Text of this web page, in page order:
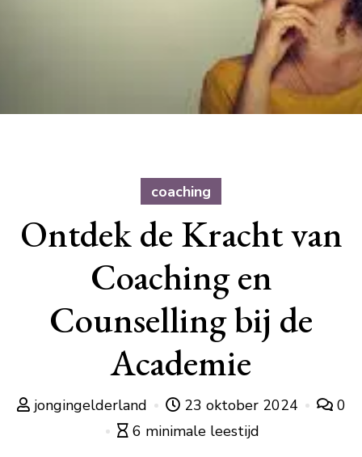
coaching
Ontdek de Kracht van
Coaching en
Counselling bij de
Academie
jongingelderland 23 oktober 2024
0
6 minimale leestijd